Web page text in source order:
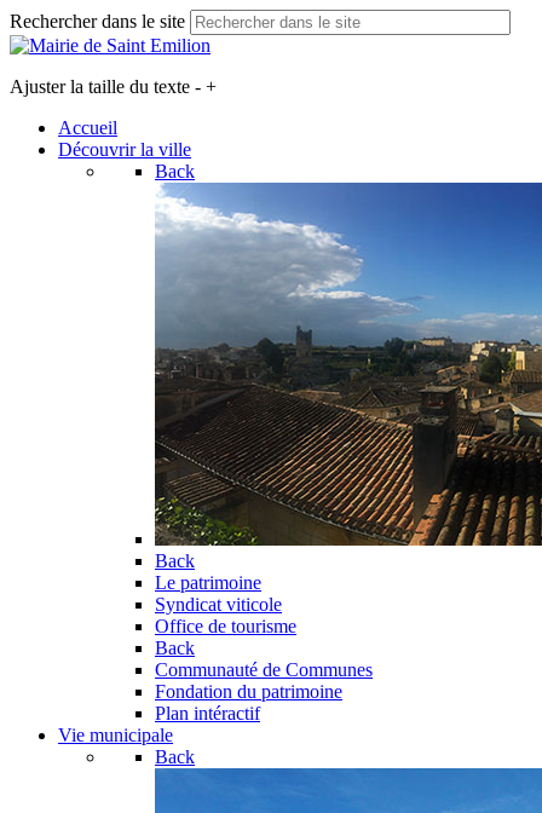
Rechercher dans le site
Ajuster la taille du texte - +
Accueil
Découvrir la ville
Back
Back
Le patrimoine
Syndicat viticole
Office de tourisme
Back
Communauté de Communes
Fondation du patrimoine
Plan intéractif
Vie municipale
Back